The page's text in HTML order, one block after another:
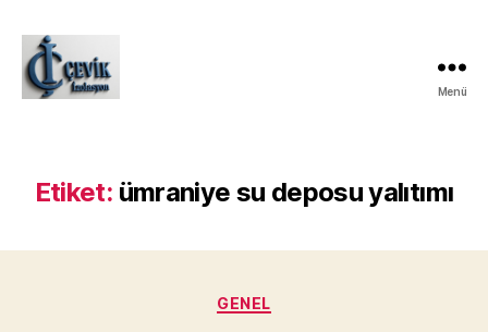
Menü
Etiket: ümraniye su deposu yalıtımı
Kategoriler
GENEL